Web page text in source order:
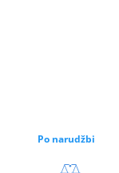
Po narudžbi